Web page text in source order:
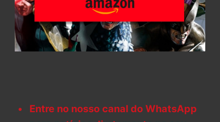
Entre no nosso canal do WhatsApp